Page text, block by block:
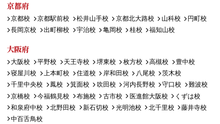
京都府
京都校 京都駅前校 松井山手校 京都北大路校 山科校
円町校
長岡京校
出町柳校 宇治校 亀岡校 桂校 福知山校
大阪府
大阪校 平野校 天王寺校 堺東校 枚方校 高槻校
豊中校
寝屋川校
上本町校 住道校 岸和田校 八尾校
茨木校
千里中央校
鳳校 箕面校 吹田校 河内長野校 守口校
難波校
京橋校
今福鶴見校 布施校 古市校 医進館大阪校
くずは校
和泉府中校
北野田校 新石切校 光明池校 北千里校
藤井寺校
中百舌鳥校